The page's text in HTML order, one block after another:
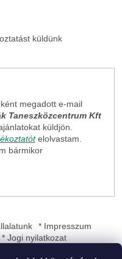
küldünk
megadott e-mail
Taneszközcentrum Kft
küldjön.
elolvastam.
bármikor
* Impresszum
* Jogi nyilatkozat